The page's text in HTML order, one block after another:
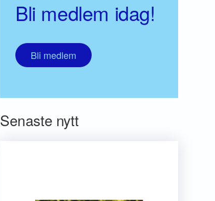
Bli medlem idag!
Bli medlem
Senaste nytt